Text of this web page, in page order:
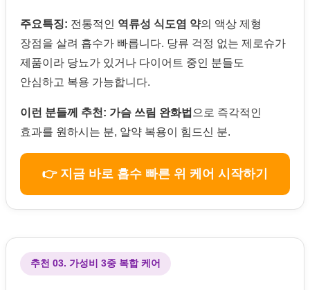
주요특징: 전통적인 역류성 식도염 약의 액상 제형
장점을 살려 흡수가 빠릅니다. 당류 걱정 없는 제로슈가
제품이라 당뇨가 있거나 다이어트 중인 분들도
안심하고 복용 가능합니다.
이런 분들께 추천: 가슴 쓰림 완화법 으로 즉각적인
효과를 원하시는 분, 알약 복용이 힘드신 분.
👉 지금 바로 흡수 빠른 위 케어 시작하기
추천 03. 가성비 3중 복합 케어